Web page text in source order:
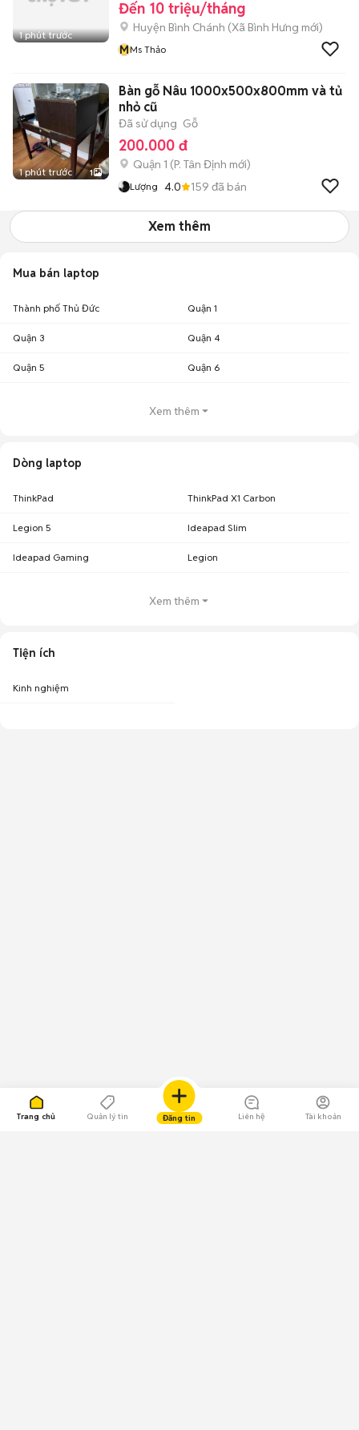
Trang chủ Quản lý tin Đăng tin Liên hệ Tài khoản
1 phút trước
Đến 10 triệu/tháng
Huyện Bình Chánh (Xã Bình Hưng mới)
MMs Thảo
1 phút trước 1
Bàn gỗ Nâu 1000x500x800mm và tủ
nhỏ cũ
Đã sử dụng Gỗ
200.000 đ
Quận 1 (P. Tân Định mới)
Lượng 4.0 159 đã bán
Xem thêm
Mua bán laptop
Thành phố Thủ Đức Quận 1
Quận 3 Quận 4
Quận 5 Quận 6
Xem thêm
Dòng laptop
ThinkPad ThinkPad X1 Carbon
Legion 5 Ideapad Slim
Ideapad Gaming Legion
Xem thêm
Tiện ích
Kinh nghiệm